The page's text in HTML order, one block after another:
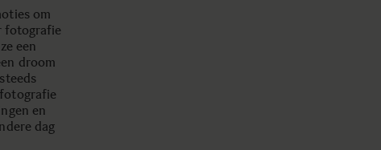
om
fotografie
een
droom
en
dag